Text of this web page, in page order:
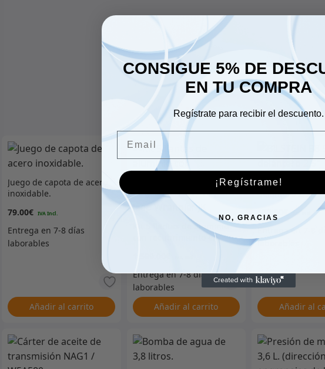
Juego de capota de acero
inoxidable.
79.00€
Añadir al carrito
Kit 5 llantas de aluminio
con recubrimiento en
Añadir al carrito
BILSTEIN B8 5100
delantero 2,5″
172.00
€
Añadir al
CONSIGUE 5% DE
EN TU COMPRA
Regístrate para recibir el descuento.
¡Regístrame!
NO, GRACIAS